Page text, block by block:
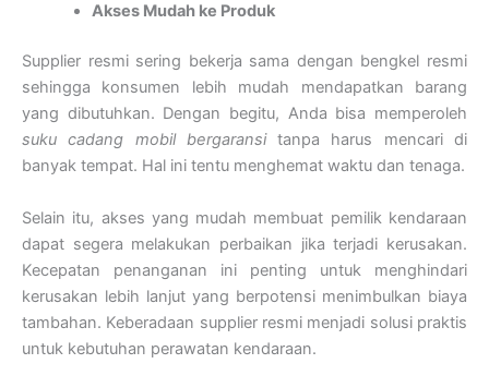
Akses Mudah ke Produk
Supplier resmi sering bekerja sama dengan bengkel resmi
sehingga konsumen lebih mudah mendapatkan barang
yang dibutuhkan. Dengan begitu, Anda bisa memperoleh
suku cadang mobil bergaransitanpa harus mencari di
banyak tempat. Hal ini tentu menghemat waktu dan tenaga.
Selain itu, akses yang mudah membuat pemilik kendaraan
dapat segera melakukan perbaikan jika terjadi kerusakan.
Kecepatan penanganan ini penting untuk menghindari
kerusakan lebih lanjut yang berpotensi menimbulkan biaya
tambahan. Keberadaan supplier resmi menjadi solusi praktis
untuk kebutuhan perawatan kendaraan.